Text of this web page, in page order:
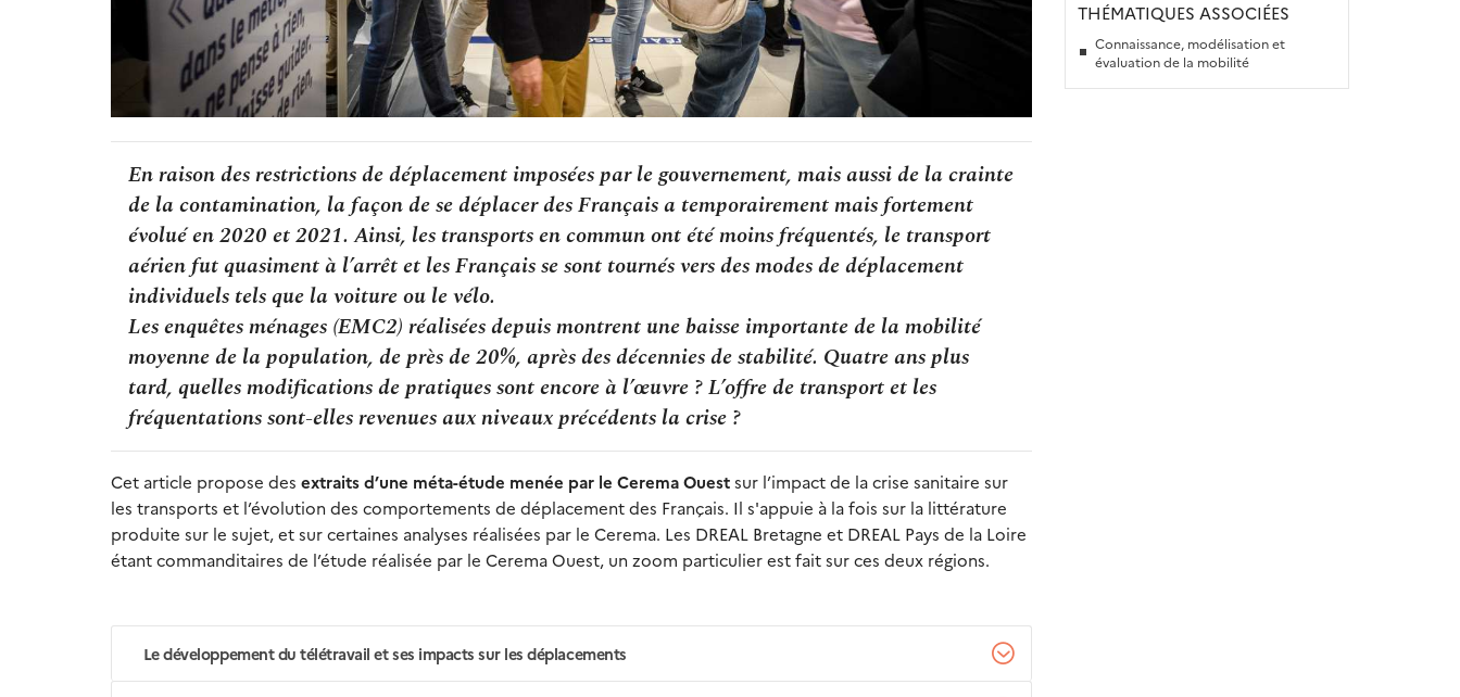
En raison des restrictions de déplacement imposées par le gouvernement, mais aussi de la crainte
de la contamination, la façon de se déplacer des Français a temporairement mais fortement
évolué en 2020 et 2021. Ainsi, les transports en commun ont été moins fréquentés, le transport
aérien fut quasiment à l’arrêt et les Français se sont tournés vers des modes de déplacement
individuels tels que la voiture ou le vélo.
Les enquêtes ménages (EMC2) réalisées depuis montrent une baisse importante de la mobilité
moyenne de la population, de près de 20%, après des décennies de stabilité. Quatre ans plus
tard, quelles modifications de pratiques sont encore à l’œuvre ? L’offre de transport et les
fréquentations sont-elles revenues aux niveaux précédents la crise ?
Cet article propose des extraits d’une méta-étude menée par le Cerema Ouestsur l’impact de la crise sanitaire sur
les transports et l’évolution des comportements de déplacement des Français. Il s'appuie à la fois sur la littérature
produite sur le sujet, et sur certaines analyses réalisées par le Cerema. Les DREAL Bretagne et DREAL Pays de la Loire
étant commanditaires de l’étude réalisée par le Cerema Ouest, un zoom particulier est fait sur ces deux régions.
Le développement du télétravail et ses impacts sur les déplacements
THÉMATIQUES ASSOCIÉES
Connaissance, modélisation et
évaluation de la mobilité